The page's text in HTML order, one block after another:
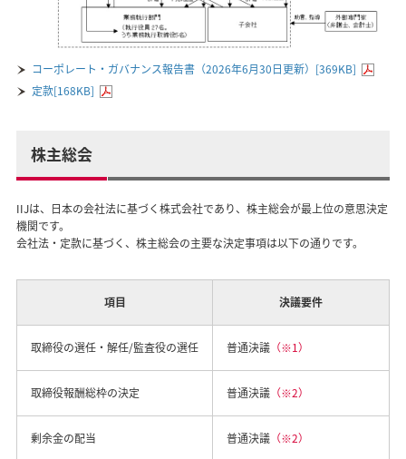
コーポレート・ガバナンス報告書（2026年6月30日更新）[369KB]
定款[168KB]
株主総会
IIJは、日本の会社法に基づく株式会社であり、株主総会が最上位の意思決定
機関です。
会社法・定款に基づく、株主総会の主要な決定事項は以下の通りです。
項目 決議要件
取締役の選任・解任/監査役の選任 普通決議 （※1）
取締役報酬総枠の決定 普通決議 （※2）
剰余金の配当 普通決議 （※2）